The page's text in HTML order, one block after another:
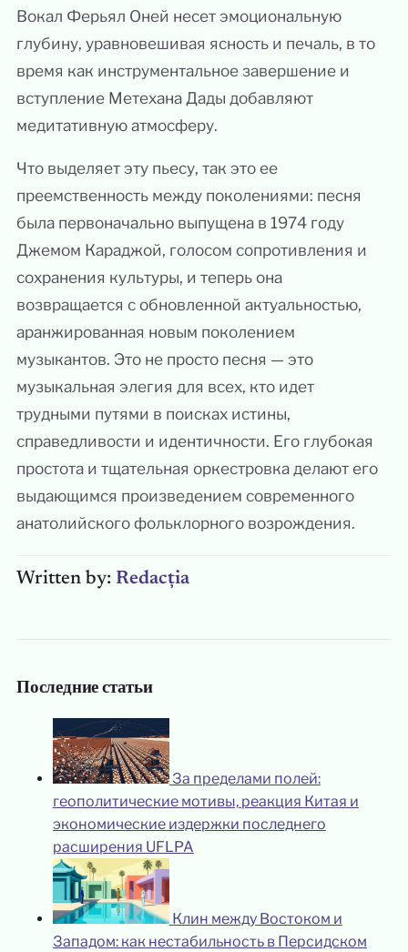
Вокал Ферьял Оней несет эмоциональную
глубину, уравновешивая ясность и печаль, в то
время как инструментальное завершение и
вступление Метехана Дады добавляют
медитативную атмосферу.
Что выделяет эту пьесу, так это ее
преемственность между поколениями: песня
была первоначально выпущена в 1974 году
Джемом Караджой, голосом сопротивления и
сохранения культуры, и теперь она
возвращается с обновленной актуальностью,
аранжированная новым поколением
музыкантов. Это не просто песня — это
музыкальная элегия для всех, кто идет
трудными путями в поисках истины,
справедливости и идентичности. Его глубокая
простота и тщательная оркестровка делают его
выдающимся произведением современного
анатолийского фольклорного возрождения.
Written by: Redacția
Последние статьи
За пределами полей:
геополитические мотивы, реакция Китая и
экономические издержки последнего
расширения UFLPA
Клин между Востоком и
Западом: как нестабильность в Персидском